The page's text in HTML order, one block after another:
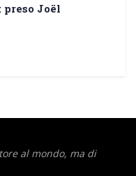
preso Joël
al mondo, ma di